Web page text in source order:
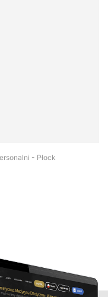
- Płock